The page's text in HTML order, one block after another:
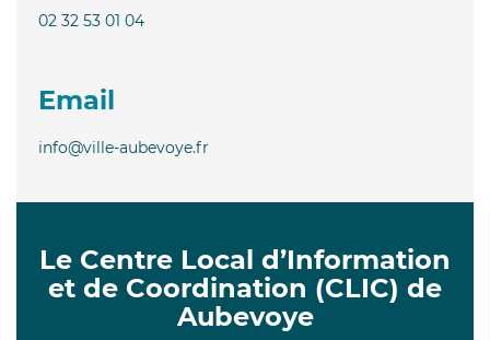
02 32 53 01 04
Email
info@ville-aubevoye.fr
Le Centre Local d’Information
et de Coordination (CLIC) de
Aubevoye